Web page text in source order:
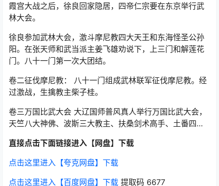
霞宫大战之后，徐良回家隐居，四帝仁宗要在东京举行武
林大会。
徐良参加武林大会，激斗摩尼教四大天王和东海怪圣公孙
阳。在张天师和武当派主姜飞雄劝说下，上三门和解莲花
门。八十一门第一次大团结。
卷二征伐摩尼教： 八十一门组成武林联军征伐摩尼教。经
过激战，生擒教主柴子桂。
卷三万国比武大会 大辽国师普风真人举行万国比武大会，
天竺八大神佛、波斯三大教主、扶桑剑术高手、土番四…
直接点击下面链接进入【网盘】下载
点击这里进入【夸克网盘】下载
点击这里进入【百度网盘】下载 提取码 6677